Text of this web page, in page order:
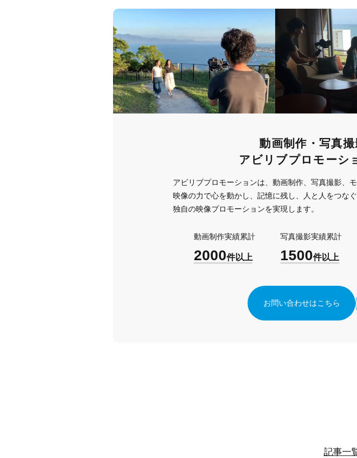
動画制作・写真
アビリブプロモーシ
アビリブプロモーションは、動画制作、写真撮影、
映像の力で心を動かし、記憶に残し、人と人をつなぐ
独自の映像プロモーションを実現します。
動画制作実績累計
2000件以上
写真撮影実績累計
1500件以上
お問い合わせはこちら
記事一